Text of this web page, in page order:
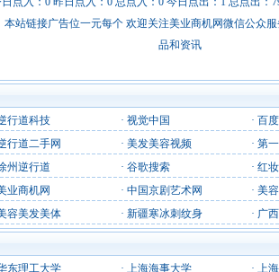
站链接广告位一元每个 欢迎关注美业商机网微信公众
品和资讯
行道科技 · 视觉中国 · 百
行道二手网 · 美发美容视频 · 第
州逆行道 · 谷歌搜索 · 红
业商机网 · 中国京剧艺术网 · 美
容美发美体 · 新疆寒冰刺纹身 · 广
东理工大学 · 上海海事大学 · 上